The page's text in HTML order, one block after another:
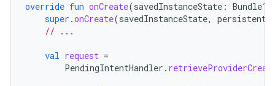
override fun onCreate(savedInstanceState : Bundle?,
super .onCreate(savedInstanceState,
// ...
val request =
PendingIntentHandler .